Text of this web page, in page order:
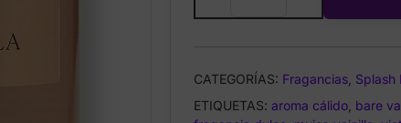
–
Fragrance
Mist
CATEGORÍAS: Fragancias Splash
ETIQUETAS: aroma cálido bare